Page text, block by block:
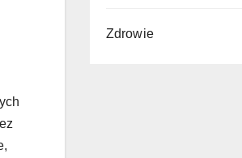
Zdrowie